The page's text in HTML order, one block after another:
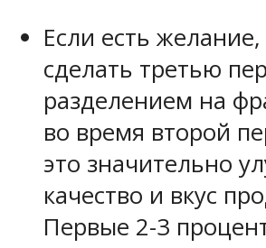
Если есть
сделать третью
разделением на
во время второй
это значительно
качество и вкус
Первые 2-3